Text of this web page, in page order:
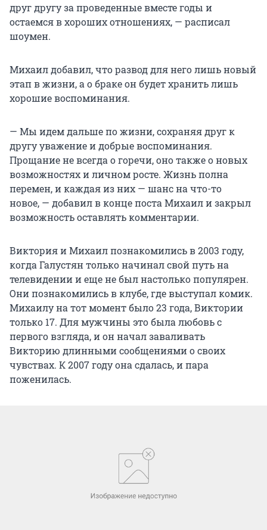
друг другу за проведенные вместе годы и
остаемся в хороших отношениях, — расписал
шоумен.
Михаил добавил, что развод для него лишь новый
этап в жизни, а о браке он будет хранить лишь
хорошие воспоминания.
— Мы идем дальше по жизни, сохраняя друг к
другу уважение и добрые воспоминания.
Прощание не всегда о горечи, оно также о новых
возможностях и личном росте. Жизнь полна
перемен, и каждая из них — шанс на что-то
новое, — добавил в конце поста Михаил и закрыл
возможность оставлять комментарии.
Виктория и Михаил познакомились в 2003 году,
когда Галустян только начинал свой путь на
телевидении и еще не был настолько популярен.
Они познакомились в клубе, где выступал комик.
Михаилу на тот момент было 23 года, Виктории
только 17. Для мужчины это была любовь с
первого взгляда, и он начал заваливать
Викторию длинными сообщениями о своих
чувствах. К 2007 году она сдалась, и пара
поженилась.